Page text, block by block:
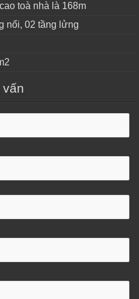
toà nhà là 168m
nổi, 02 tầng lửng